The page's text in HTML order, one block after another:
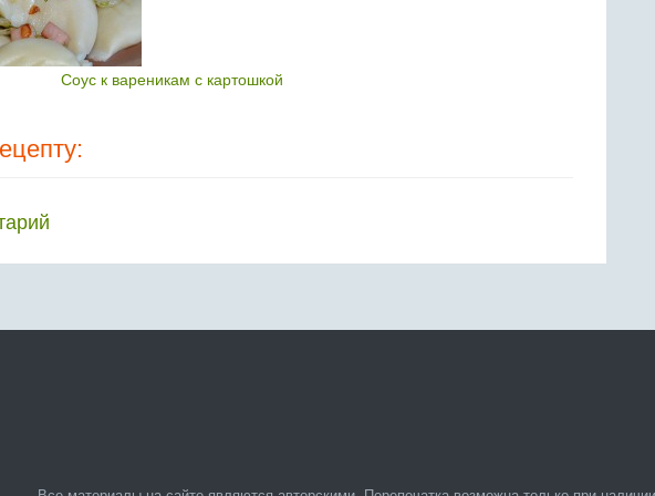
Соус к вареникам с картошкой